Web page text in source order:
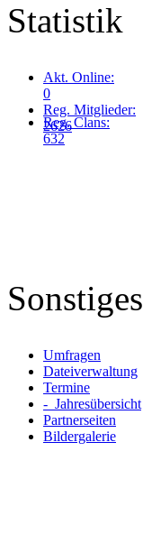
Statistik
Akt. Online:
0
Reg. Mitglieder:
2626
Reg. Clans:
632
Sonstiges
Umfragen
Dateiverwaltung
Termine
- Jahresübersicht
Partnerseiten
Bildergalerie